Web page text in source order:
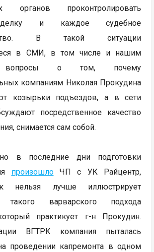
органов проконтролировать
и каждое судебное
В такой ситуации
в СМИ, в том числе и нашим
о том, почему
компаниям Николая Прокудина
козырьки подъездов, а в сети
посредственное качество
снимается сам собой.
в последние дни подготовки
произошлоЧП с УК Райцентр,
нельзя лучше иллюстрирует
такого варварского подхода
практикует г-н Прокудин.
ВГТРК компания пыталась
проведении капремонта в одном